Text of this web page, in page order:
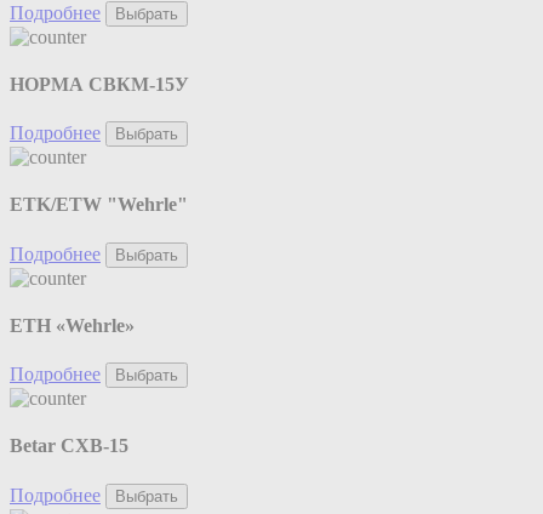
Подробнее Выбрать
НОРМА СВКМ-15У
Подробнее Выбрать
ETK/ETW "Wehrle"
Подробнее Выбрать
ETH «Wehrle»
Подробнее Выбрать
Betar СХВ-15
Подробнее Выбрать